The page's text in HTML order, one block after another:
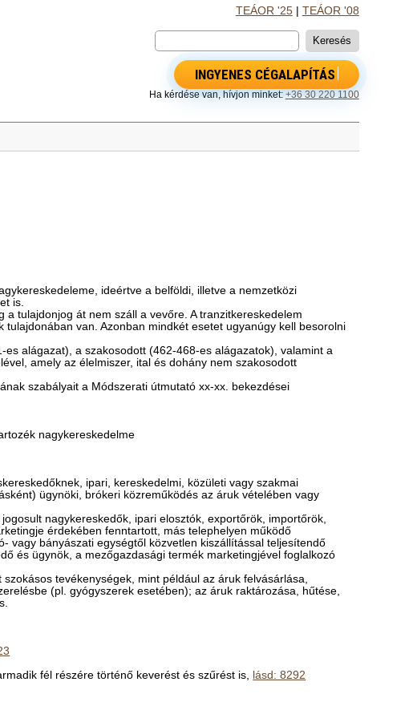
TEÁOR '25| TEÁOR '08
INGYENES CÉGALAPÍTÁS
Ha kérdése van, hívjon minket: +36 30 220 1100
ideértve a belföldi, illetve a nemzetközi
is.
tulajdonjog át nem száll a vevőre. A tranzitkereskedelem
van. Azonban mindkét esetet ugyanúgy kell besorolni
alágazat), a szakosodott (462-468-es alágazatok), valamint a
amely az élelmiszer, ital és dohány nem szakosodott
szabályait a Módszerati útmutató xx-xx. bekezdései
nagykereskedelme
ipari, kereskedelmi, közületi vagy szakmai
ügynöki, brókeri közreműködés az áruk vételében vagy
nagykereskedők, ipari elosztók, exportőrök, importőrök,
érdekében fenntartott, más telephelyen működő
vagy bányászati egységtől közvetlen kiszállítással teljesítendő
és ügynök, a mezőgazdasági termék marketingjével foglalkozó
tevékenységek, mint például az áruk felvásárlása,
(pl. gyógyszerek esetében); az áruk raktározása, hűtése,
fél részére történő keverést és szűrést is, lásd: 8292